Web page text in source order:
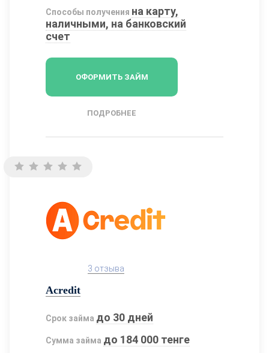
Способы получения на карту,
наличными, на банковский
счет
ОФОРМИТЬ ЗАЙМ
ПОДРОБНЕЕ
3 отзыва
Acredit
Срок займа до 30 дней
Сумма займа до 184 000 тенге